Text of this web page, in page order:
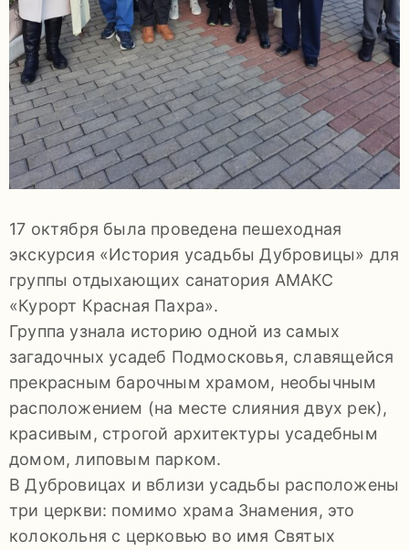
(4967)
55-
92-
34
pdls_mukpmuzey@mosreg.ru
Заявление
конфиденциальности
17 октября была проведена пешеходная
экскурсия «История усадьбы Дубровицы» для
группы отдыхающих санатория АМАКС
«Курорт Красная Пахра».
Группа узнала историю одной из самых
загадочных усадеб Подмосковья, славящейся
прекрасным барочным храмом, необычным
расположением (на месте слияния двух рек),
красивым, строгой архитектуры усадебным
домом, липовым парком.
В Дубровицах и вблизи усадьбы расположены
три церкви: помимо храма Знамения, это
колокольня с церковью во имя Святых